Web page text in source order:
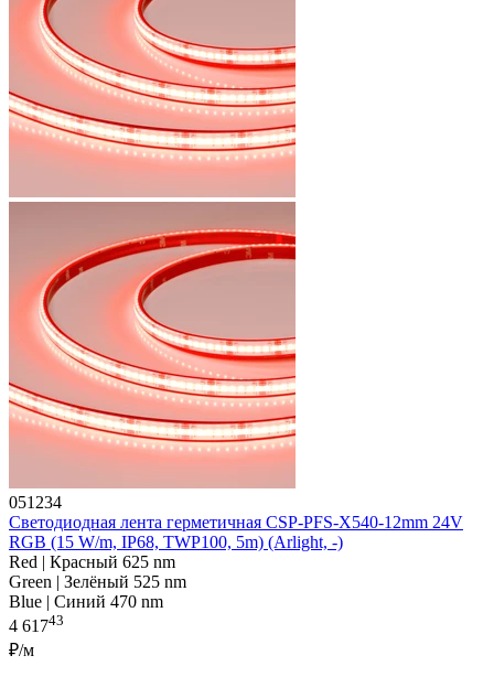
051234
Светодиодная лента герметичная CSP-PFS-X540-12mm 24V
RGB (15 W/m, IP68, TWP100, 5m) (Arlight, -)
Red | Красный 625 nm
Green | Зелёный 525 nm
Blue | Синий 470 nm
4 61743
₽/м